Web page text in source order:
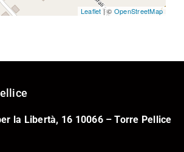
Leaflet| © OpenStreetMap
la Libertà, 16 10066 – Torre Pellice